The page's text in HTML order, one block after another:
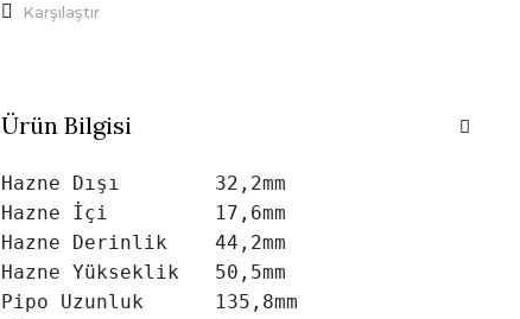
Karşılaştır
Ürün Bilgisi
Hazne Dışı        32,2mm
Hazne İçi         17,6mm
Hazne Derinlik    44,2mm
Hazne Yükseklik   50,5mm
Pipo Uzunluk      135,8mm